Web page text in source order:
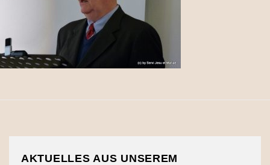
AKTUELLES AUS UNSEREM